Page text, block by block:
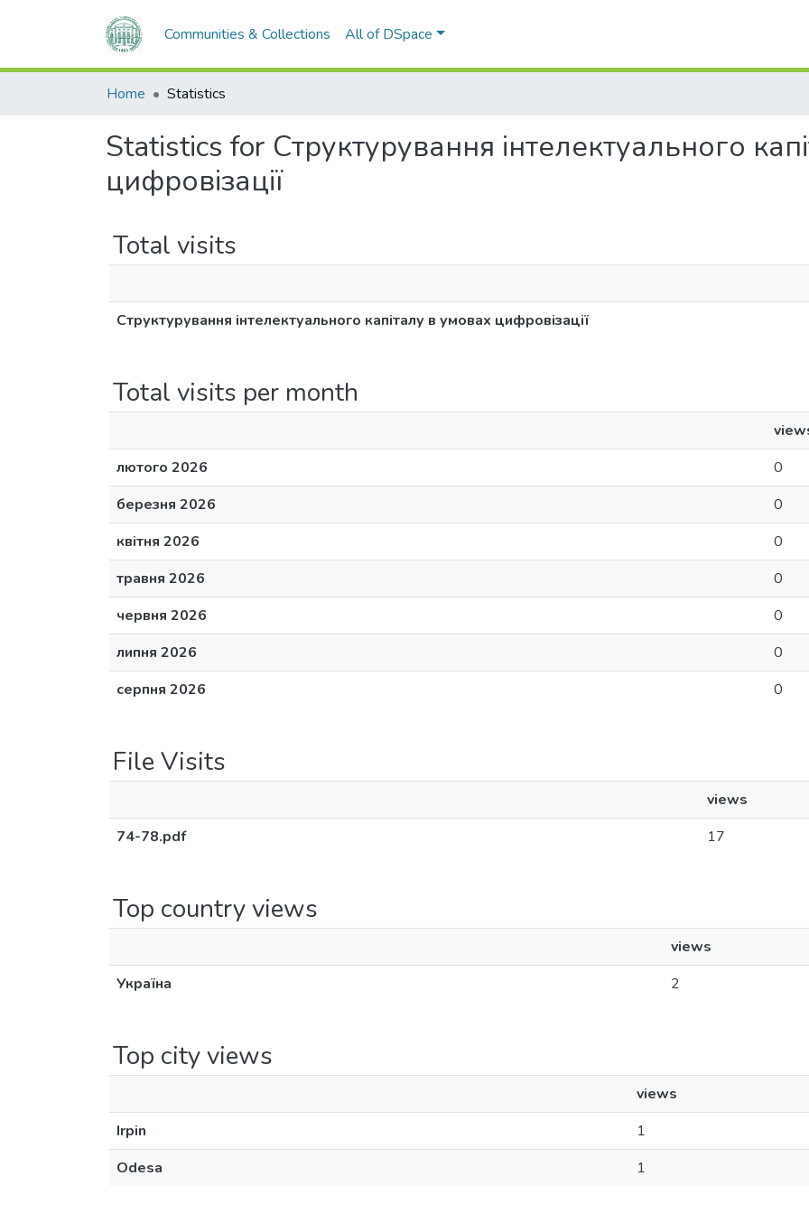
Communities & Collections All of DSpace
Home Statistics
Statistics for Структурування інтелектуального
цифровізації
Total visits
Структурування інтелектуального капіталу в умовах цифровізації
Total visits per month
лютого 2026
0
березня 2026
0
квітня 2026
0
травня 2026
0
червня 2026
0
липня 2026
0
серпня 2026
0
File Visits
views
74-78.pdf
17
Top country views
views
Україна
2
Top city views
views
Irpin
1
Odesa
1